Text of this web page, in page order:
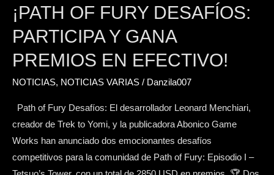
¡PATH OF FURY DESAFÍOS:
PARTICIPA Y GANA
PREMIOS EN EFECTIVO!
NOTICIAS, NOTICIAS VARIAS / Danzila007
Path of Fury Desafíos: El desarrollador Leonard Menchiari,
creador de Trek to Yomi, y la publicadora Abonico Game
Works han anunciado dos emocionantes desafíos
competitivos para la comunidad de Path of Fury: Episodio I –